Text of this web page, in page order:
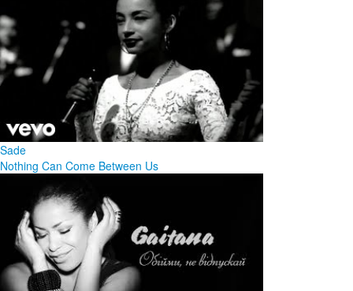
Sade
Nothing Can Come Between Us